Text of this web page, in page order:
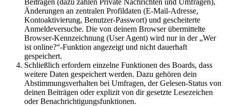
Änderungen an zentralen Profildaten (E-Mail-Adresse,
Kontoaktivierung, Benutzer-Passwort) und gescheiterte
Anmeldeversuche. Die von deinem Browser übermittelte
Browser-Kennzeichnung (User Agent) wird nur in der „Wer
ist online?“-Funktion angezeigt und nicht dauerhaft
gespeichert.
Schließlich erfordern einzelne Funktionen des Boards, dass
weitere Daten gespeichert werden. Dazu gehören dein
Abstimmungsverhalten bei Umfragen, der Gelesen-Status von
deinen Beiträgen oder explizit von dir gesetzte Lesezeichen
oder Benachrichtigungsfunktionen.